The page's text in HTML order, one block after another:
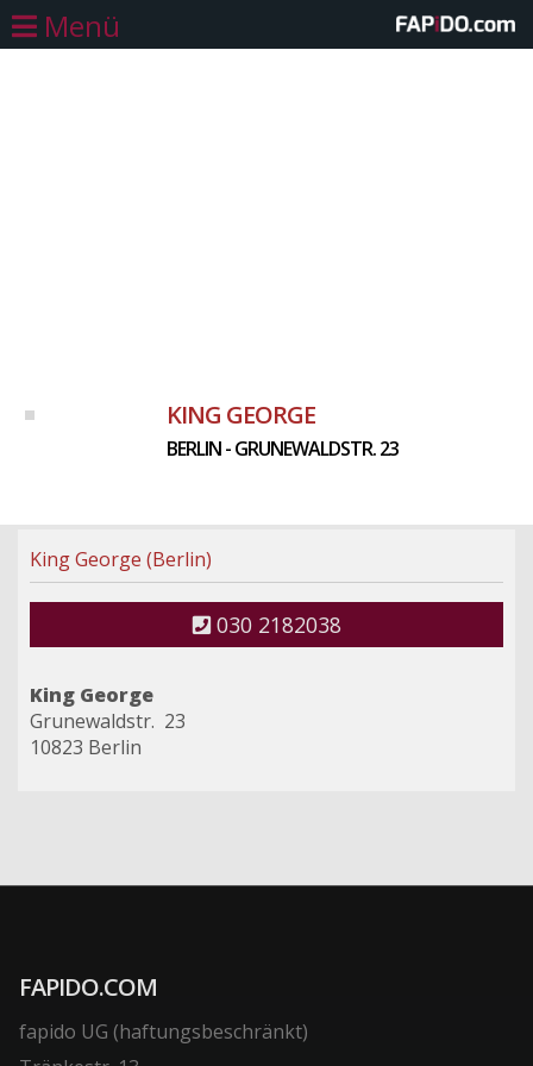
Menü
KING GEORGE
BERLIN - GRUNEWALDSTR. 23
King George (Berlin)
030 2182038
King George
Grunewaldstr. 23
10823 Berlin
FAPIDO.COM
fapido UG (haftungsbeschränkt)